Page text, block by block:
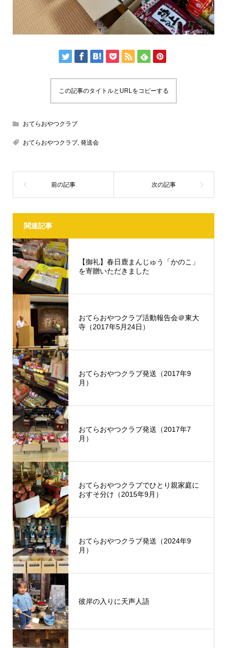
この記事のタイトルとURLをコピーする
おてらおやつクラブ
おてらおやつクラブ, 発送会
関連記事
【御礼】春日鹿まんじゅう「かのこ」
を寄贈いただきました
おてらおやつクラブ活動報告会＠東大
寺（2017年5月24日）
おてらおやつクラブ発送（2017年9
月）
おてらおやつクラブ発送（2017年7
月）
おてらおやつクラブでひとり親家庭に
おすそ分け（2015年9月）
おてらおやつクラブ発送（2024年9
月）
彼岸の入りに天声人語